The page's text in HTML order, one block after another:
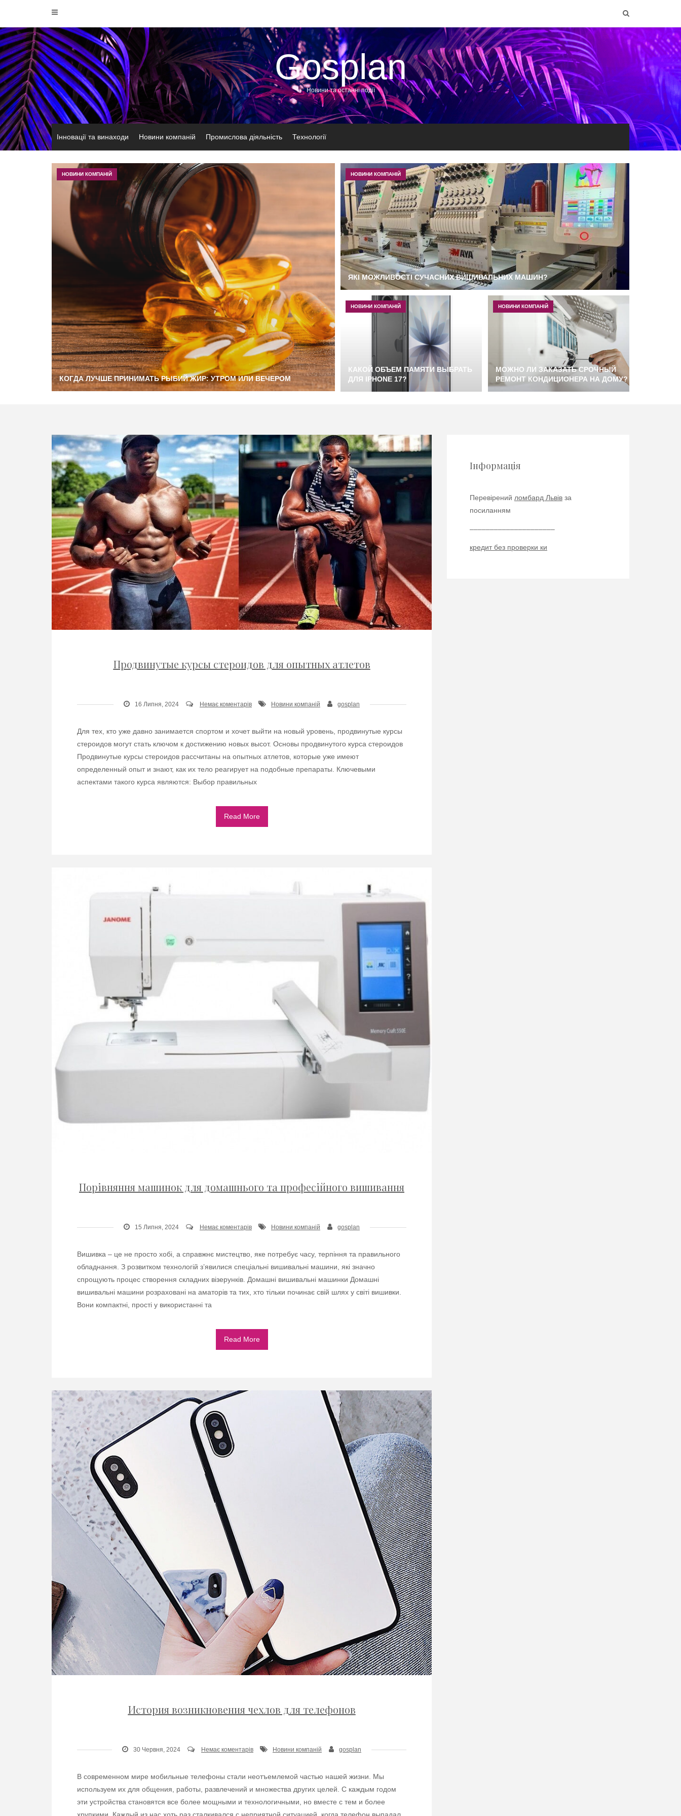
Gosplan
Новини та останні події
Інновації та винаходи Новини компаній Промислова діяльність Технології
КОГДА ЛУЧШЕ ПРИНИМАТЬ РЫБИЙ ЖИР: УТРОМ ИЛИ ВЕЧЕРОМ
НОВИНИ КОМПАНІЙ
ЯКІ МОЖЛИВОСТІ СУЧАСНИХ ВИШИВАЛЬНИХ МАШИН?
НОВИНИ КОМПАНІЙ
КАКОЙ ОБЪЕМ ПАМЯТИ ВЫБРАТЬ
ДЛЯ IPHONE 17?
НОВИНИ КОМПАНІЙ
МОЖНО ЛИ ЗАКАЗАТЬ СРОЧНЫЙ
РЕМОНТ КОНДИЦИОНЕРА НА ДОМУ?
НОВИНИ КОМПАНІЙ
Продвинутые курсы стероидов для опытных атлетов
16 Липня, 2024 Немає коментарів Новини компаній gosplan
Для тех, кто уже давно занимается спортом и хочет выйти на новый уровень, продвинутые курсы
стероидов могут стать ключом к достижению новых высот. Основы продвинутого курса стероидов
Продвинутые курсы стероидов рассчитаны на опытных атлетов, которые уже имеют
определенный опыт и знают, как их тело реагирует на подобные препараты. Ключевыми
аспектами такого курса являются: Выбор правильных
Read More
Порівняння машинок для домашнього та професійного вишивання
15 Липня, 2024 Немає коментарів Новини компаній gosplan
Вишивка – це не просто хобі, а справжнє мистецтво, яке потребує часу, терпіння та правильного
обладнання. З розвитком технологій з’явилися спеціальні вишивальні машини, які значно
спрощують процес створення складних візерунків. Домашні вишивальні машинки Домашні
вишивальні машини розраховані на аматорів та тих, хто тільки починає свій шлях у світі вишивки.
Вони компактні, прості у використанні та
Read More
История возникновения чехлов для телефонов
30 Червня, 2024 Немає коментарів Новини компаній gosplan
В современном мире мобильные телефоны стали неотъемлемой частью нашей жизни. Мы
используем их для общения, работы, развлечений и множества других целей. С каждым годом
эти устройства становятся все более мощными и технологичными, но вместе с тем и более
Інформація
Перевірений ломбард Львів за
посиланням
–––––––––––––––––––––
кредит без проверки ки